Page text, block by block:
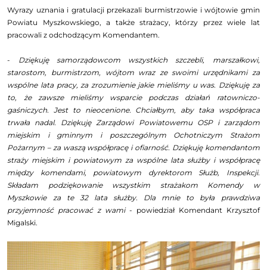
Wyrazy uznania i gratulacji przekazali burmistrzowie i wójtowie gmin
Powiatu Myszkowskiego, a także strażacy, którzy przez wiele lat
pracowali z odchodzącym Komendantem.
- Dziękuję samorządowcom wszystkich szczebli, marszałkowi,
starostom, burmistrzom, wójtom wraz ze swoimi urzędnikami za
wspólne lata pracy, za zrozumienie jakie mieliśmy u was. Dziękuję za
to, że zawsze mieliśmy wsparcie podczas działań ratowniczo-
gaśniczych. Jest to nieocenione. Chciałbym, aby taka współpraca
trwała nadal. Dziękuję Zarządowi Powiatowemu OSP i zarządom
miejskim i gminnym i poszczególnym Ochotniczym Strażom
Pożarnym – za waszą współpracę i ofiarność. Dziękuję komendantom
straży miejskim i powiatowym za wspólne lata służby i współpracę
między komendami, powiatowym dyrektorom Służb, Inspekcji.
Składam podziękowanie wszystkim strażakom Komendy w
Myszkowie za te 32 lata służby. Dla mnie to była prawdziwa
przyjemność pracować z wami - powiedział Komendant Krzysztof
Migalski.